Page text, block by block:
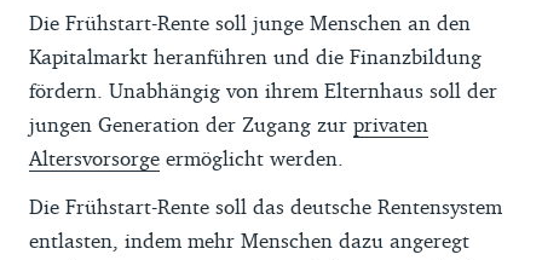
Die Frühstart-Rente soll junge Menschen an den
Kapitalmarkt heranführen und die Finanzbildung
fördern. Unabhängig von ihrem Elternhaus soll der
jungen Generation der Zugang zur privaten
Altersvorsorge ermöglicht werden.
Die Frühstart-Rente soll das deutsche Rentensystem
entlasten, indem mehr Menschen dazu angeregt